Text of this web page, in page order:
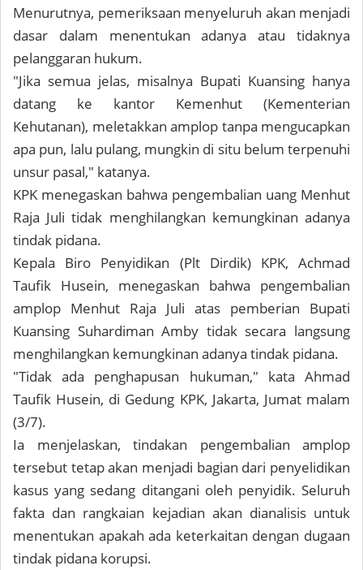
Menurutnya, pemeriksaan menyeluruh akan menjadi
dasar dalam menentukan adanya atau tidaknya
pelanggaran hukum.
"Jika semua jelas, misalnya Bupati Kuansing hanya
datang ke kantor Kemenhut (Kementerian
Kehutanan), meletakkan amplop tanpa mengucapkan
apa pun, lalu pulang, mungkin di situ belum terpenuhi
unsur pasal," katanya.
KPK menegaskan bahwa pengembalian uang Menhut
Raja Juli tidak menghilangkan kemungkinan adanya
tindak pidana.
Kepala Biro Penyidikan (Plt Dirdik) KPK, Achmad
Taufik Husein, menegaskan bahwa pengembalian
amplop Menhut Raja Juli atas pemberian Bupati
Kuansing Suhardiman Amby tidak secara langsung
menghilangkan kemungkinan adanya tindak pidana.
"Tidak ada penghapusan hukuman," kata Ahmad
Taufik Husein, di Gedung KPK, Jakarta, Jumat malam
(3/7).
Ia menjelaskan, tindakan pengembalian amplop
tersebut tetap akan menjadi bagian dari penyelidikan
kasus yang sedang ditangani oleh penyidik. Seluruh
fakta dan rangkaian kejadian akan dianalisis untuk
menentukan apakah ada keterkaitan dengan dugaan
tindak pidana korupsi.